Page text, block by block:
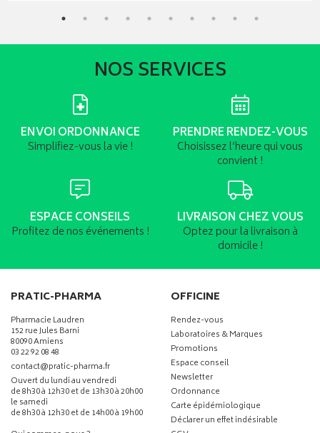
NOS SERVICES
ENVOI ORDONNANCE
Simplifiez-vous la vie !
PRENDRE RENDEZ-VOUS
Choisissez l’heure qui vous
convient !
ESPACE CONSEILS
Profitez de nos événements !
LIVRAISON CHEZ VOUS
Optez pour la livraison à
domicile !
PRATIC-PHARMA
Pharmacie Laudren
152 rue Jules Barni
80090 Amiens
03 22 92 08 48
contact-
@-
pratic-pharma.fr
Ouvert du lundi au vendredi
de 8h30 à 12h30 et de 13h30 à 20h00
le samedi
de 8h30 à 12h30 et de 14h00 à 19h00
OFFICINE
Rendez-vous
Laboratoires & Marques
Promotions
Espace conseil
Newsletter
Ordonnance
Carte épidémiologique
Déclarer un effet indésirable